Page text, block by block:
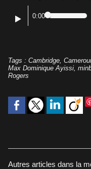
0:00
Tags : Cambridge
Max Dominique Ayissi
Rogers
Autres articles dans la